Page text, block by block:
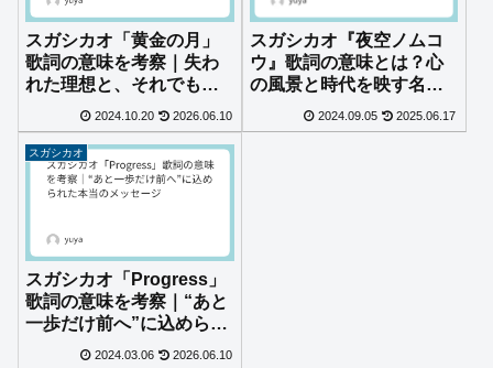
スガシカオ「黄金の月」
歌詞の意味を考察｜失わ
れた理想と、それでも残
る希望の光
2024.10.20 2026.06.10
スガシカオ『夜空ノムコ
ウ』歌詞の意味とは？心
の風景と時代を映す名曲
の深読み
2024.09.05 2025.06.17
スガシカオ
スガシカオ「Progress」
歌詞の意味を考察｜“あと
一歩だけ前へ”に込められ
た本当のメッセージ
2024.03.06 2026.06.10